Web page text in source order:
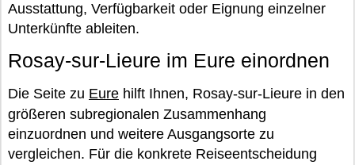
Ausstattung, Verfügbarkeit oder Eignung einzelner
Unterkünfte ableiten.
Rosay-sur-Lieure im Eure einordnen
Die Seite zu Eure hilft Ihnen, Rosay-sur-Lieure in den
größeren subregionalen Zusammenhang
einzuordnen und weitere Ausgangsorte zu
vergleichen. Für die konkrete Reiseentscheidung